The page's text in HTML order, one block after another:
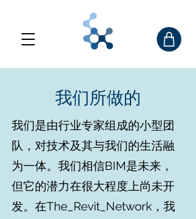
我们所做的
我们是由行业专家组成的小型团
队，对技术及其与我们的生活融
为一体。我们相信BIM是未来，
但它的潜力在很大程度上尚未开
发。在The_Revit_Network，我